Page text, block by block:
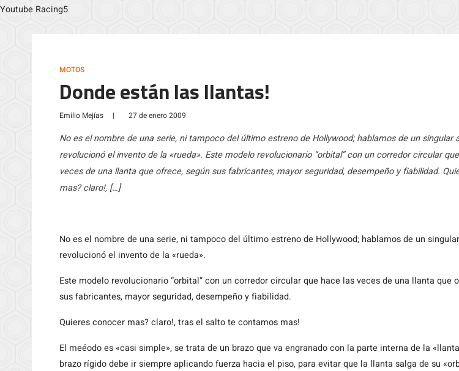
Youtube Racing5
MOTOS
Donde están las llantas!
Emilio Mejías | 27 de enero 2009
No es el nombre de una serie, ni tampoco del último estreno de Hollywood; hablamos de un singular
revolucionó el invento de la «rueda». Este modelo revolucionario “orbital” con un corredor circular
veces de una llanta que ofrece, según sus fabricantes, mayor seguridad, desempeño y fiabilidad.
mas? claro!, […]
Noes el nombre de una serie, ni tampoco del último estreno de Hollywood; hablamos de un
revolucionó el invento de la «rueda».
Este modelo revolucionario “orbital” con un corredor circular que hace las veces de una llanta que
sus fabricantes, mayor seguridad, desempeño y fiabilidad.
Quieres conocer mas? claro!, tras el salto te contamos mas!
El meéodo es «casi simple», se trata de un brazo que va engranado con la parte interna de la
brazo rígido debe ir siempre aplicando fuerza hacia el piso, para evitar que la llanta salga de su